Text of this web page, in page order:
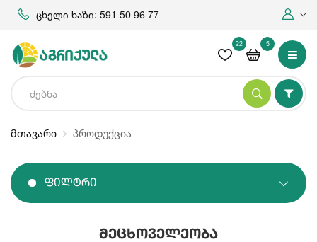
ცხელი ხაზი: 591 50 96 77
22 5
მთავარი პროდუქცია
Ფილტრი
მეცხოველეობა